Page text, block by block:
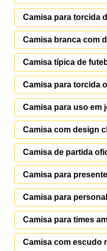
Camisa para torcida
Camisa branca com
Camisa típica de
Camisa para torcida
Camisa para uso em
Camisa com design
Camisa de partida
Camisa para
Camisa para
Camisa para times
Camisa com escudo